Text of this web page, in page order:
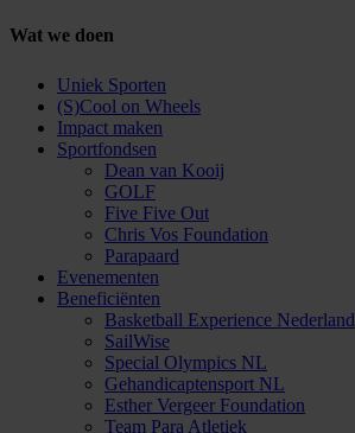
Wat we doen
Uniek Sporten
(S)Cool on Wheels
Impact maken
Sportfondsen
Dean van Kooij
GOLF
Five Five Out
Chris Vos Foundation
Parapaard
Evenementen
Beneficiënten
Basketball Experience Nederland
SailWise
Special Olympics NL
Gehandicaptensport NL
Esther Vergeer Foundation
Team Para Atletiek